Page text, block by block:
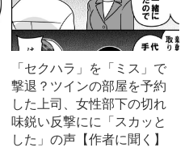
「セクハラ」を「ミス」で
撃退？ツインの部屋を予約
した上司、女性部下の切れ
味鋭い反撃にに「スカッと
した」の声【作者に聞く】